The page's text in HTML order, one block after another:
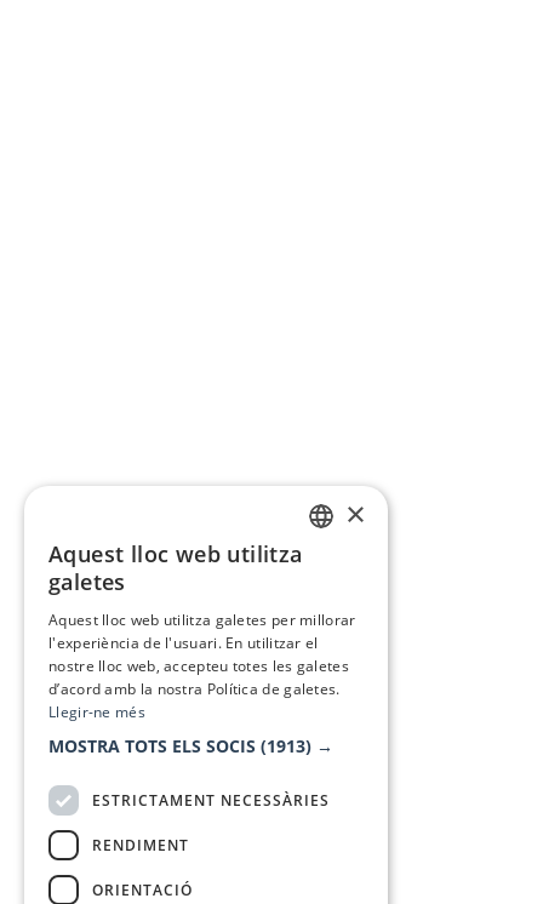
×
Aquest lloc web utilitza
galetes
Aquest lloc web utilitza galetes per millorar
l'experiència de l'usuari. En utilitzar el
nostre lloc web, accepteu totes les galetes
d’acord amb la nostra Política de galetes.
Llegir-ne més
MOSTRA TOTS ELS SOCIS (1913) →
ESTRICTAMENT NECESSÀRIES
RENDIMENT
ORIENTACIÓ